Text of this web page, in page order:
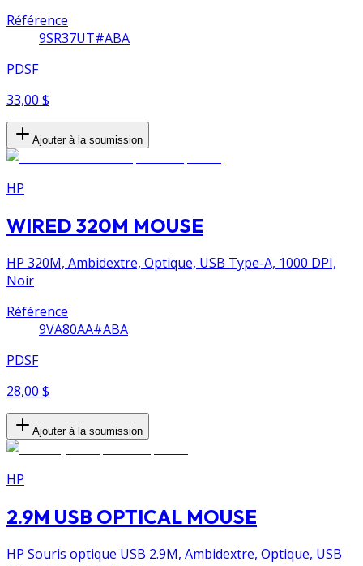
Référence
9SR37UT#ABA
PDSF
33,00 $
Ajouter à la soumission
HP
WIRED 320M MOUSE
HP 320M, Ambidextre, Optique, USB Type-A, 1000 DPI,
Noir
Référence
9VA80AA#ABA
PDSF
28,00 $
Ajouter à la soumission
HP
2.9M USB OPTICAL MOUSE
HP Souris optique USB 2.9M, Ambidextre, Optique, USB